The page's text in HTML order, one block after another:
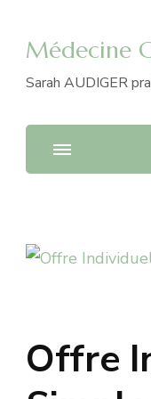
Médecine
Sarah AUDIGER
Offre